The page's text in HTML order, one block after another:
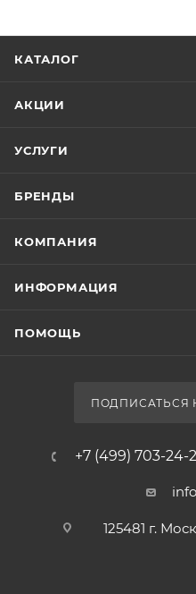
КАТАЛОГ
АКЦИИ
УСЛУГИ
БРЕНДЫ
КОМПАНИЯ
ИНФОРМАЦИЯ
ПОМОЩЬ
ПОДПИСАТЬСЯ
+7 (499) 703-24-
125481 г.